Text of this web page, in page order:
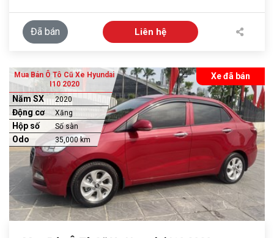
Đã bán Liên hệ
Xe đã bán
Mua Bán Ô Tô Cũ Xe Hyundai
I10 2020
Năm SX 2020
Động cơ Xăng
Hộp số Số sàn
Odo 35,000 km